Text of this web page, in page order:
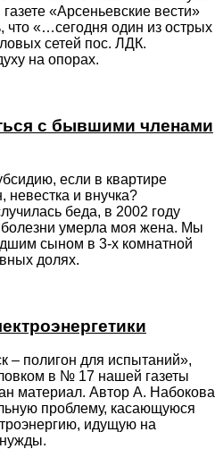
«Арсеньевские вести»
«…сегодня один из острых
сетей пос. ЛДК.
на опорах.
с бывшими членами
если в квартире
невестка и внучка?
беда, в 2002 году
болезни умерла моя жена. Мы
сыном в 3-х комнатной
долях.
– полигон для испытаний»,
в № 17 нашей газеты
материал. Автор А. Набокова
проблему, касающуюся
идущую на